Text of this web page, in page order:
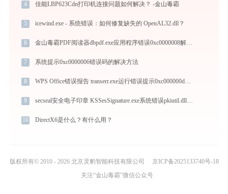
4 佳能LBP623Cdn打印机连接问题如何解决？ -金山毒霸
5 icewind.exe - 系统错误：如何修复缺失的 OpenAL32.dll？
6 金山毒霸PDF阅读器dbpdf.exe应用程序错误0xc0000008解决方法
7 系统提示0xc0000006错误码的解决方法
8 WPS Office错误报告 transerr.exe运行错误提示0xc000000d的解决办法
9 secseal安全电子印章 KSSesSignature.exe系统错误pkiutil.dll丢失如何解决
10 DirectX6是什么？有什么用？
版权所有© 2010 - 2026 北京灵豹智能科技有限公司
京ICP备2025133740号-18
关注“金山毒霸”微信公众号